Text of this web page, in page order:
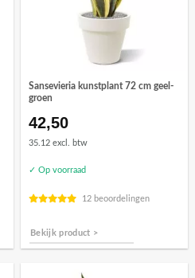
Sansevieria kunstplant 72 cm geel-
groen
42,50
35.12 excl. btw
✓ Op voorraad
12 beoordelingen
Bekijk product >